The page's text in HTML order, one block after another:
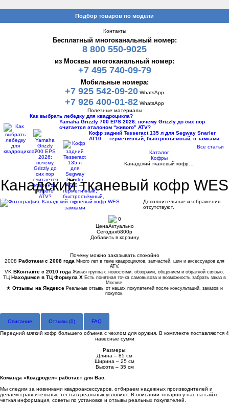
Подбор товаров по модели
Контакты
Бесплатный многоканальный номер:
8 800 550-9025
из Москвы многоканальный номер:
+7 495 740-09-79
Мобильные номера:
+7 925 542-09-20 WhatsApp
+7 926 400-01-82 WhatsApp
Полезные материалы
Как выбрать лебедку для квадроцикла?
Yamaha Grizzly 700 EPS 2026: почему Grizzly до сих пор
считается эталоном “живого” ATV?
Кофр задний Tesseract 135 л для Segway Snarler
AT10 — герметичный, быстросъёмный, с замками
Все статьи
Каталог
Кофры
Канадский тканевый кофр…
Канадский тканевый кофр WES
Дополнительные изображения
отсутствуют.
0
ЦенаАктуально
Сегодня6800p
Добавить в корзину
Почему можно заказывать спокойно
2008 Работаем с 2008 года Много лет в теме квадроциклов, запчастей, шин и аксессуаров для
ATV.
VK ВКонтакте с 2010 года Живая группа с новостями, обзорами, общением и обратной связью.
ТЦ Находимся в ТЦ Формула Х Есть понятная точка самовывоза и возможность забрать заказ в
Москве.
★ Отзывы на Яндексе Реальные отзывы от наших покупателей после консультаций, заказов и
покупок.
Описание Отзывы (0) FAQ
Передний мягкий кофр большего объема с чехлом для оружия. В комплекте поставляются 4
навесные сумки
Размеры:
Длина – 85 см
Ширина – 25 см
Высота – 35 см
Команда «Квадродел» работает для Вас.
Мы следим за новинками квадроаксессуаров, отбираем надежных производителей и
делаем сравнительные тесты в реальных условиях. В описании товаров у нас на сайте:
четкая информация, советы по установке и отзывы реальных покупателей.